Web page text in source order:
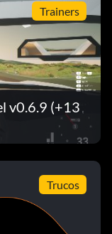
Trainers
v0.6.9 (+13
Trucos